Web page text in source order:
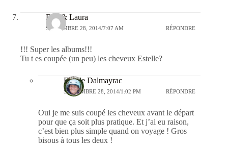
Ben & Laura
SEPTEMBRE 28, 2014/7:07 AM RÉPONDRE
!!! Super les albums!!!
Tu t es coupée (un peu) les cheveux Estelle?
Estelle Dalmayrac
SEPTEMBRE 28, 2014/1:02 PM RÉPONDRE
Oui je me suis coupé les cheveux avant le départ
pour que ça soit plus pratique. Et j’ai eu raison,
c’est bien plus simple quand on voyage ! Gros
bisous à tous les deux !